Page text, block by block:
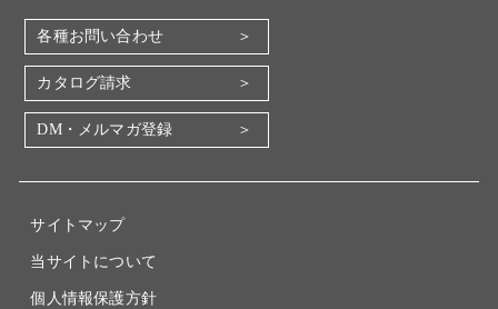
会社概要
地図・アクセス（本社）
IR情報
電子公告
各種お問い合わせ
カタログ請求
DM・メルマガ登録
サイトマップ
当サイトについて
個人情報保護方針